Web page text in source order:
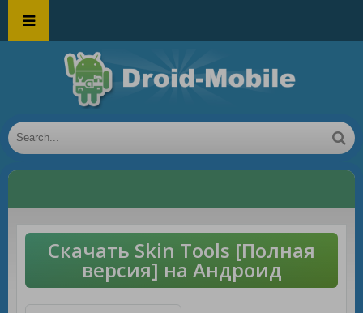
Скачать Skin Tools [Полная
версия] на Андроид